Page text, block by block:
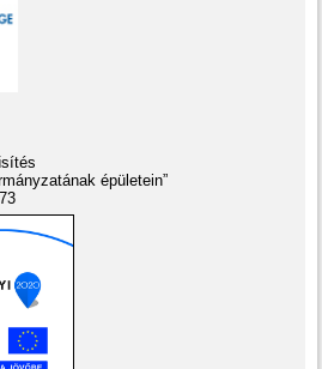
épületein”